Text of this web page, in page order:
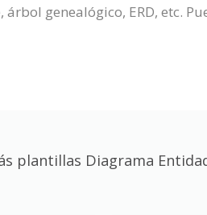
genealógico, ERD, etc.
plantillas Diagrama